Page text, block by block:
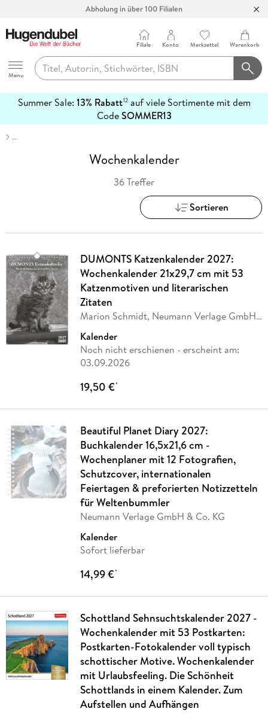
Abholung in über 100 Filialen
Hugendubel
Menu
Filiale Konto Merkzettel Warenkorb
Summer Sale: 13% Rabatt12auf viele Sortimente mit dem
CodeSOMMER13
erfahren
…
Wochenkalender
36 Treffer
Sortieren
DUMONTS Katzenkalender 2027:
Wochenkalender 21x29,7 cm mit 53
Katzenmotiven und literarischen
Zitaten
Marion Schmidt, Neumann Verlage GmbH
Kalender
Noch nicht erschienen - erscheint am:
03.09.2026
19,50 €*
Beautiful Planet Diary 2027:
Buchkalender 16,5x21,6 cm -
Wochenplaner mit 12 Fotografien,
Schutzcover, internationalen
Feiertagen & preforierten Notizzetteln
für Weltenbummler
Neumann Verlage GmbH & Co. KG
Kalender
Sofort lieferbar
14,99 €*
Schottland Sehnsuchtskalender 2027 -
Wochenkalender mit 53 Postkarten:
Postkarten-Fotokalender voll typisch
schottischer Motive. Wochenkalender
mit Urlaubsfeeling. Die Schönheit
Schottlands in einem Kalender. Zum
Aufstellen und Aufhängen